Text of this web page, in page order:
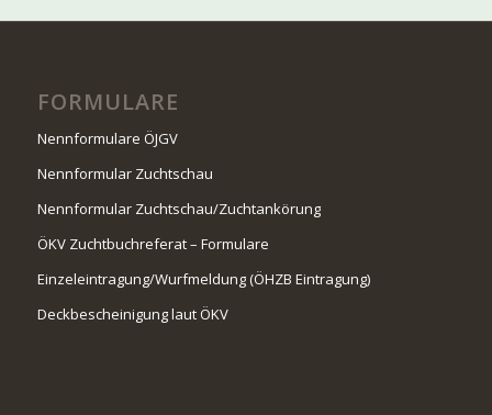
FORMULARE
Nennformulare ÖJGV
Nennformular Zuchtschau
Nennformular Zuchtschau/Zuchtankörung
ÖKV Zuchtbuchreferat – Formulare
Einzeleintragung/Wurfmeldung (ÖHZB Eintragung)
Deckbescheinigung laut ÖKV